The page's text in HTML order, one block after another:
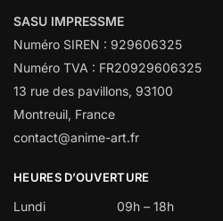
SASU IMPRESSME
Numéro SIREN : 929606325
Numéro TVA : FR20929606325
13 rue des pavillons, 93100
Montreuil, France
contact@anime-art.fr
HEURES D’OUVERTURE
Lundi
09h – 18h